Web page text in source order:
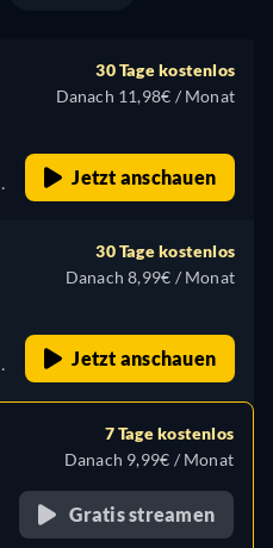
30 Tage kostenlos
Danach 11,98€ / Monat
Jetzt anschauen
30 Tage kostenlos
Danach 8,99€ / Monat
Jetzt anschauen
7 Tage kostenlos
Danach 9,99€ / Monat
Gratis streamen